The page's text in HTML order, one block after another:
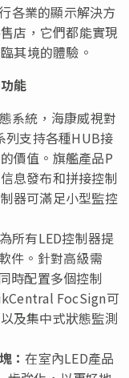
各業的顯示解決方
店，它們都能實現
其境的體驗。
能
系統，海康威視對
列支持各種HUB接
價值。旗艦產品P
息發布和拼接控制
器可滿足小型監控
所有LED控制器提
件。針對高級需
時配置多個控制
FocSign可
及集中式狀態監測
：在室內LED產品